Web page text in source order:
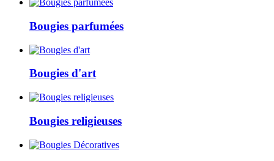
Bougies parfumées
Bougies d'art
Bougies religieuses